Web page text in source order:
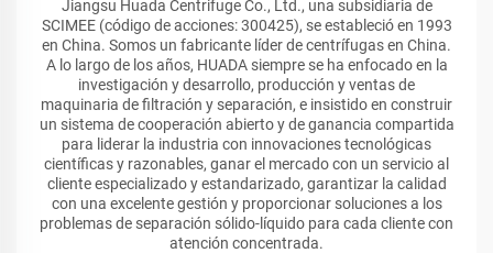
Jiangsu Huada Centrifuge Co., Ltd., una subsidiaria de
SCIMEE (código de acciones: 300425), se estableció en 1993
en China. Somos un fabricante líder de centrífugas en China.
A lo largo de los años, HUADA siempre se ha enfocado en la
investigación y desarrollo, producción y ventas de
maquinaria de filtración y separación, e insistido en construir
un sistema de cooperación abierto y de ganancia compartida
para liderar la industria con innovaciones tecnológicas
científicas y razonables, ganar el mercado con un servicio al
cliente especializado y estandarizado, garantizar la calidad
con una excelente gestión y proporcionar soluciones a los
problemas de separación sólido-líquido para cada cliente con
atención concentrada.